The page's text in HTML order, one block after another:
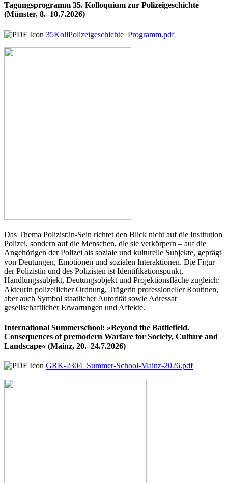
Tagungsprogramm 35. Kolloquium zur Polizeigeschichte
(Münster, 8.–10.7.2026)
35KollPolizeigeschichte_Programm.pdf
Das Thema Polizist:in-Sein richtet den Blick nicht auf die Institution
Polizei, sondern auf die Menschen, die sie verkörpern – auf die
Angehörigen der Polizei als soziale und kulturelle Subjekte, geprägt
von Deutungen, Emotionen und sozialen Interaktionen. Die Figur
der Polizistin und des Polizisten ist Identifikationspunkt,
Handlungssubjekt, Deutungsobjekt und Projektionsfläche zugleich:
Akteurin polizeilicher Ordnung, Trägerin professioneller Routinen,
aber auch Symbol staatlicher Autorität sowie Adressat
gesellschaftlicher Erwartungen und Affekte.
International Summerschool: »Beyond the Battlefield.
Consequences of premodern Warfare for Society, Culture and
Landscape« (Mainz, 20.–24.7.2026)
GRK-2304_Summer-School-Mainz-2026.pdf